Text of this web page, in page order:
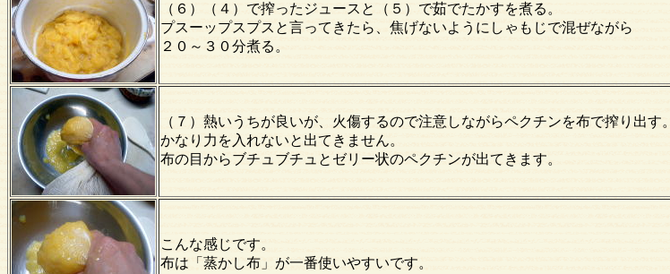
（６）（４）で搾ったジュースと（５）で茹でたかすを煮る。
プスーップスプスと言ってきたら、焦げないようにしゃもじで混ぜながら
２０～３０分煮る。
（７）熱いうちが良いが、火傷するので注意しながらペクチンを布で搾り出す。
かなり力を入れないと出てきません。
布の目からブチュブチュとゼリー状のペクチンが出てきます。
こんな感じです。
布は「蒸かし布」が一番使いやすいです。